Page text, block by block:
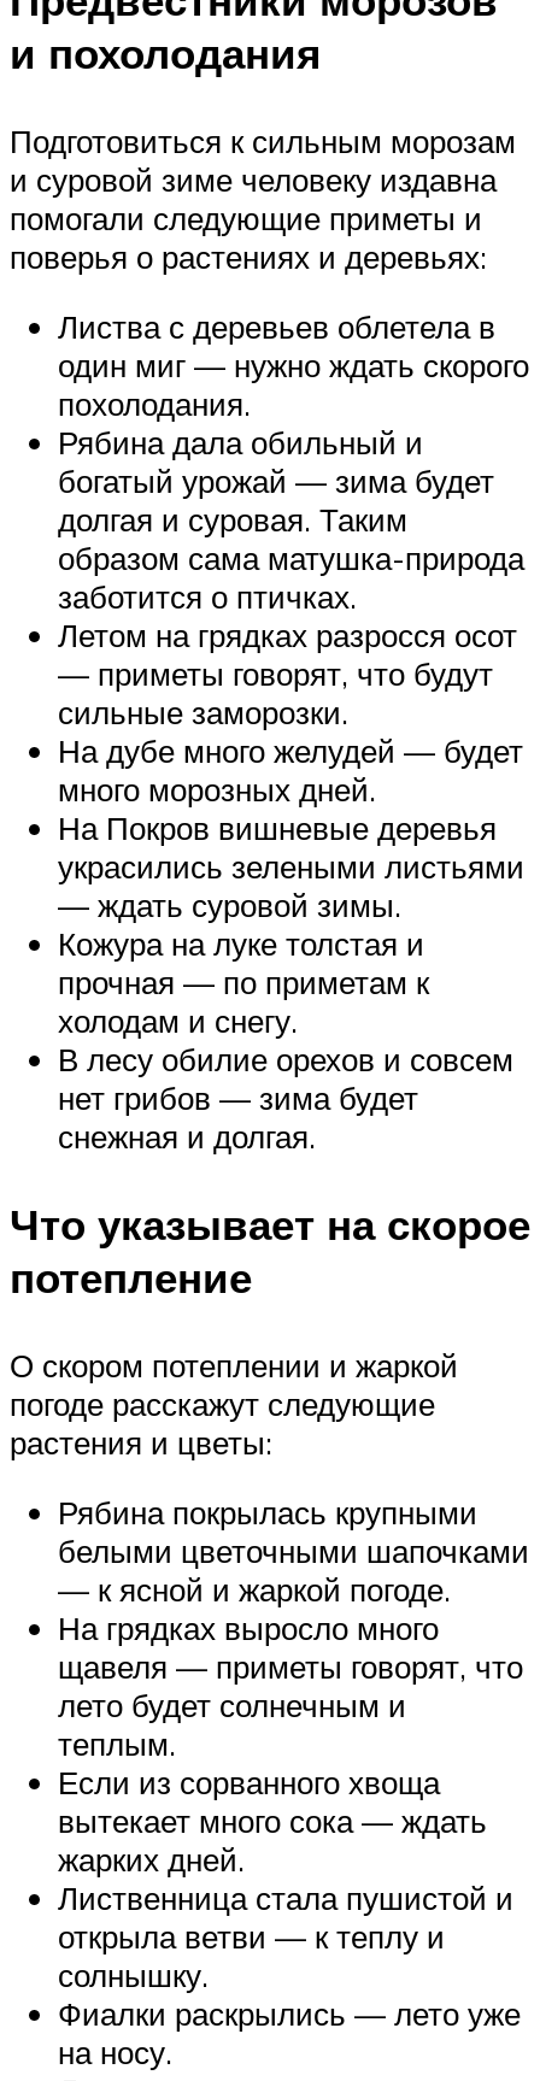
и похолодания
Подготовиться к сильным морозам
и суровой зиме человеку издавна
помогали следующие приметы и
поверья о растениях и деревьях:
Листва с деревьев облетела в
один миг — нужно ждать скорого
похолодания.
Рябина дала обильный и
богатый урожай — зима будет
долгая и суровая. Таким
образом сама матушка-природа
заботится о птичках.
Летом на грядках разросся осот
— приметы говорят, что будут
сильные заморозки.
На дубе много желудей — будет
много морозных дней.
На Покров вишневые деревья
украсились зелеными листьями
— ждать суровой зимы.
Кожура на луке толстая и
прочная — по приметам к
холодам и снегу.
В лесу обилие орехов и совсем
нет грибов — зима будет
снежная и долгая.
Что указывает на скорое
потепление
О скором потеплении и жаркой
погоде расскажут следующие
растения и цветы:
Рябина покрылась крупными
белыми цветочными шапочками
— к ясной и жаркой погоде.
На грядках выросло много
щавеля — приметы говорят, что
лето будет солнечным и
теплым.
Если из сорванного хвоща
вытекает много сока — ждать
жарких дней.
Лиственница стала пушистой и
открыла ветви — к теплу и
солнышку.
Фиалки раскрылись — лето уже
на носу.